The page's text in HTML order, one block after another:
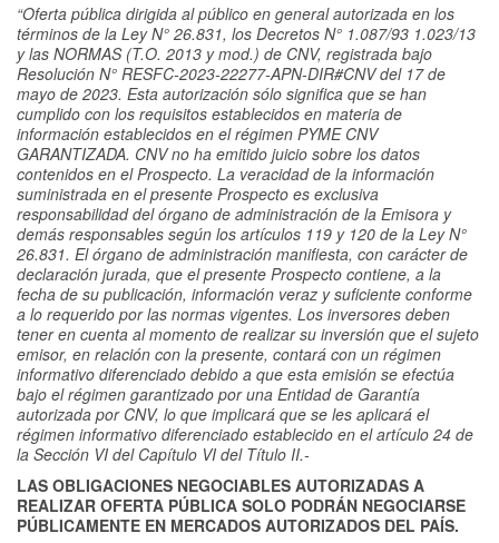
“Oferta pública dirigida al público en general autorizada en los
términos de la Ley N° 26.831, los Decretos N° 1.087/93 1.023/13
y las NORMAS (T.O. 2013 y mod.) de CNV, registrada bajo
Resolución N° RESFC-2023-22277-APN-DIR#CNV del 17 de
mayo de 2023. Esta autorización sólo significa que se han
cumplido con los requisitos establecidos en materia de
información establecidos en el régimen PYME CNV
GARANTIZADA. CNV no ha emitido juicio sobre los datos
contenidos en el Prospecto. La veracidad de la información
suministrada en el presente Prospecto es exclusiva
responsabilidad del órgano de administración de la Emisora y
demás responsables según los artículos 119 y 120 de la Ley N°
26.831. El órgano de administración manifiesta, con carácter de
declaración jurada, que el presente Prospecto contiene, a la
fecha de su publicación, información veraz y suficiente conforme
a lo requerido por las normas vigentes. Los inversores deben
tener en cuenta al momento de realizar su inversión que el sujeto
emisor, en relación con la presente, contará con un régimen
informativo diferenciado debido a que esta emisión se efectúa
bajo el régimen garantizado por una Entidad de Garantía
autorizada por CNV, lo que implicará que se les aplicará el
régimen informativo diferenciado establecido en el artículo 24 de
la Sección VI del Capítulo VI del Título II.-
LAS OBLIGACIONES NEGOCIABLES AUTORIZADAS A
REALIZAR OFERTA PÚBLICA SOLO PODRÁN NEGOCIARSE
PÚBLICAMENTE EN MERCADOS AUTORIZADOS DEL PAÍS.